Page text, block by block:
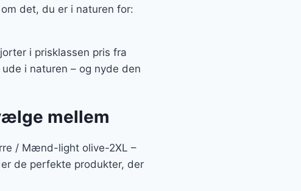
det, du er i naturen for:
i prisklassen pris fra
i naturen – og nyde den
mellem
/ Mænd-light olive-2XL –
de perfekte produkter, der